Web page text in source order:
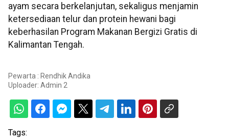
ayam secara berkelanjutan, sekaligus menjamin
ketersediaan telur dan protein hewani bagi
keberhasilan Program Makanan Bergizi Gratis di
Kalimantan Tengah.
Pewarta : Rendhik Andika
Uploader: Admin 2
Tags: